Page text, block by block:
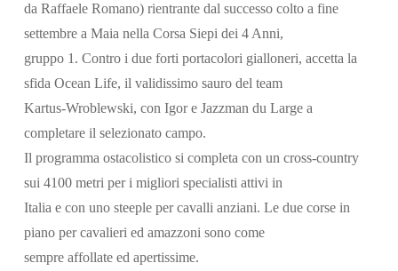
da Raffaele Romano) rientrante dal successo colto a fine
settembre a Maia nella Corsa Siepi dei 4 Anni,
gruppo 1. Contro i due forti portacolori gialloneri, accetta la
sfida Ocean Life, il validissimo sauro del team
Kartus-Wroblewski, con Igor e Jazzman du Large a
completare il selezionato campo.
Il programma ostacolistico si completa con un cross-country
sui 4100 metri per i migliori specialisti attivi in
Italia e con uno steeple per cavalli anziani. Le due corse in
piano per cavalieri ed amazzoni sono come
sempre affollate ed apertissime.